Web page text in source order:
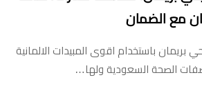
مع الضمان
باستخدام اقوى المبيدات الالمانية
الصحة السعودية ولها…